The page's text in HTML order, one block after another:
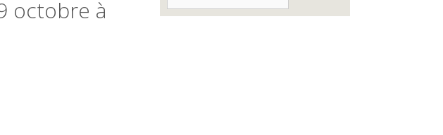
octobre à
LES